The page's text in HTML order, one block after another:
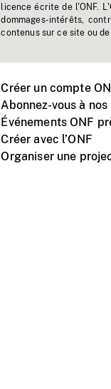
licence écrite de l'ONF.
dommages-intérêts,
contenus sur ce site ou
Créer un compte
Abonnez-vous à
Événements ONF
Créer avec l’ONF
Organiser une